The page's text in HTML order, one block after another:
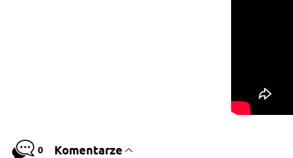
0 Komentarze